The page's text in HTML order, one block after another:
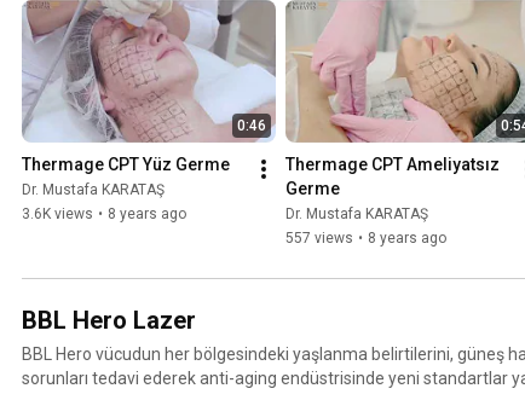
0:46
Thermage CPT Yüz Germe
Dr. Mustafa KARATAŞ
3.6K views • 8 years ago
Thermage CPT Ameliyatsız
Germe
Dr. Mustafa KARATAŞ
557 views • 8 years ago
BBL Hero Lazer
BBL Hero vücudun her bölgesindeki yaşlanma belirtilerini, güneş
sorunları tedavi ederek anti-aging endüstrisinde yeni standartlar